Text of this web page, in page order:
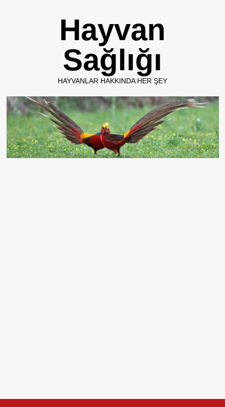
Hayvan
Sağlığı
HAYVANLAR HAKKINDA HER ŞEY